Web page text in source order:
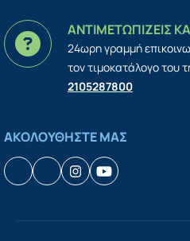
ΑΝΤΙΜΕΤΩΠΙΖΕΙΣ
24ωρη γραμμή
τον τιμοκατάλογο του
2105287800
ΑΚΟΛΟΥΘΗΣΤΕ ΜΑΣ
Facebook
HouzzInstagram
YouTube